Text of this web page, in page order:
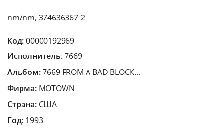
nm/nm, 374636367-2
Код:00000192969
Исполнитель:7669
Альбом:7669 FROM A BAD BLOCK...
Фирма: MOTOWN
Страна: США
Год: 1993